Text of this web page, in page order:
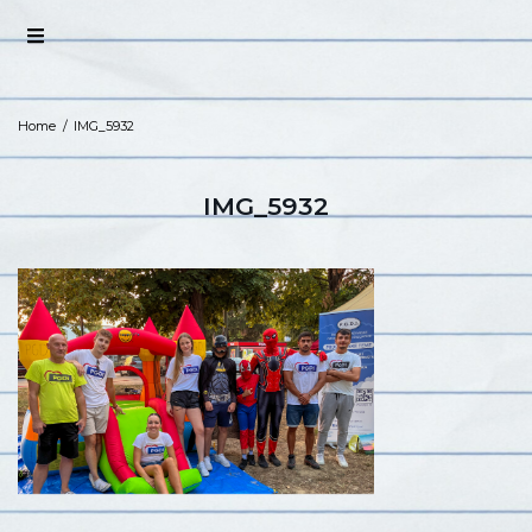
Home / IMG_5932
IMG_5932